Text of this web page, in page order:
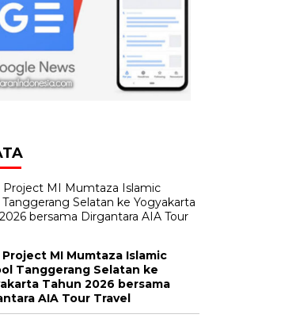
Project MI Mumtaza Islamic
Tanggerang Selatan ke
Tahun 2026 bersama
AIA Tour Travel